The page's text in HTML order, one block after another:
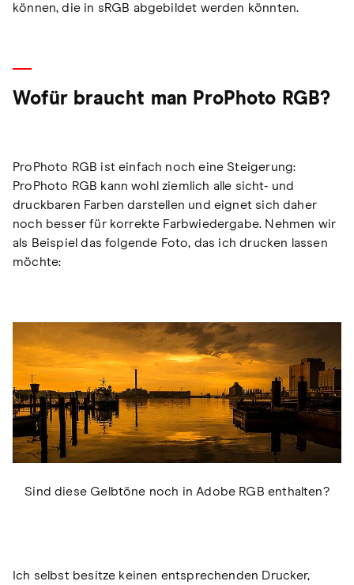
können, die in sRGB abgebildet werden könnten.
Wofür braucht man ProPhoto RGB?
ProPhoto RGB ist einfach noch eine Steigerung:
ProPhoto RGB kann wohl ziemlich alle sicht- und
druckbaren Farben darstellen und eignet sich daher
noch besser für korrekte Farbwiedergabe. Nehmen wir
als Beispiel das folgende Foto, das ich drucken lassen
möchte:
Sind diese Gelbtöne noch in Adobe RGB enthalten?
Ich selbst besitze keinen entsprechenden Drucker,